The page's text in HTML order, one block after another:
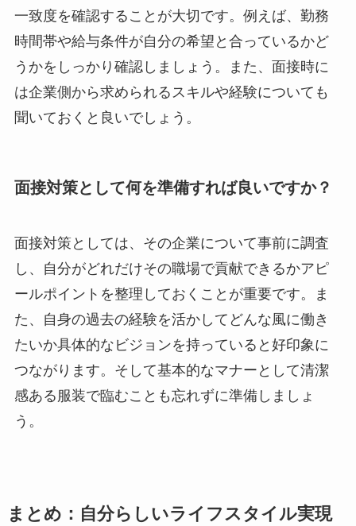
一致度を確認することが大切です。例えば、勤務
時間帯や給与条件が自分の希望と合っているかど
うかをしっかり確認しましょう。また、面接時に
は企業側から求められるスキルや経験についても
聞いておくと良いでしょう。
面接対策として何を準備すれば良いですか？
面接対策としては、その企業について事前に調査
し、自分がどれだけその職場で貢献できるかアピ
ールポイントを整理しておくことが重要です。ま
た、自身の過去の経験を活かしてどんな風に働き
たいか具体的なビジョンを持っていると好印象に
つながります。そして基本的なマナーとして清潔
感ある服装で臨むことも忘れずに準備しましょ
う。
まとめ：自分らしいライフスタイル実現